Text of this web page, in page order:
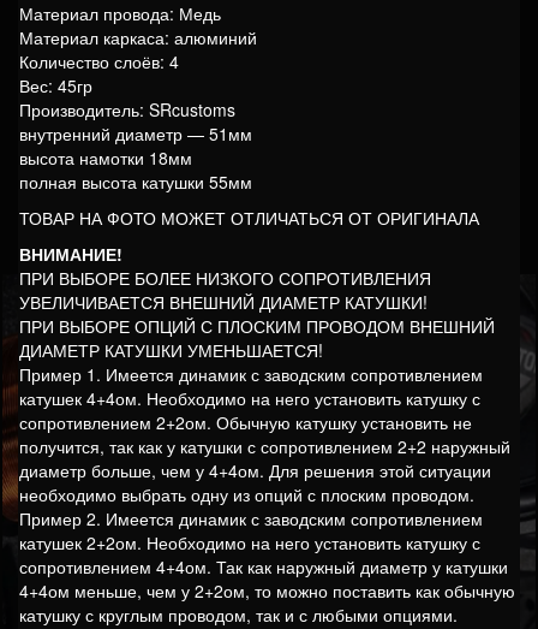
Материал провода: Медь
Материал каркаса: алюминий
Количество слоёв: 4
Вес: 45гр
Производитель: SRcustoms
внутренний диаметр — 51мм
высота намотки 18мм
полная высота катушки 55мм
ТОВАР НА ФОТО МОЖЕТ ОТЛИЧАТЬСЯ ОТ ОРИГИНАЛА
ВНИМАНИЕ!
ПРИ ВЫБОРЕ БОЛЕЕ НИЗКОГО СОПРОТИВЛЕНИЯ
УВЕЛИЧИВАЕТСЯ ВНЕШНИЙ ДИАМЕТР КАТУШКИ!
ПРИ ВЫБОРЕ ОПЦИЙ С ПЛОСКИМ ПРОВОДОМ ВНЕШНИЙ
ДИАМЕТР КАТУШКИ УМЕНЬШАЕТСЯ!
Пример 1. Имеется динамик с заводским сопротивлением
катушек 4+4ом. Необходимо на него установить катушку с
сопротивлением 2+2ом. Обычную катушку установить не
получится, так как у катушки с сопротивлением 2+2 наружный
диаметр больше, чем у 4+4ом. Для решения этой ситуации
необходимо выбрать одну из опций с плоским проводом.
Пример 2. Имеется динамик с заводским сопротивлением
катушек 2+2ом. Необходимо на него установить катушку с
сопротивлением 4+4ом. Так как наружный диаметр у катушки
4+4ом меньше, чем у 2+2ом, то можно поставить как обычную
катушку с круглым проводом, так и с любыми опциями.